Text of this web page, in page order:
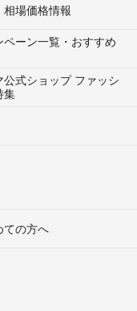
相場価格情報
ペーン一覧・おすすめ
公式ショップ ファッシ
集
ての方へ